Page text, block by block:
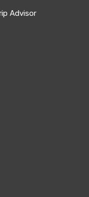
Advisor